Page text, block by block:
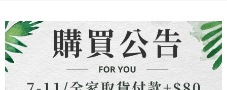
【注意事項】
1.本服務係由「台灣大哥大股份有限公司」（以下簡稱本公司）所提供，讓
用戶於交易時，得透過本服務購買商品或服務，並由商店將買賣／分期付款
買賣價金債權讓與本公司後，依約使用本公司帳單繳交帳款。
2.基於同意付款使用「大哥付你分期」之契約關係目的，商店將以您的個人
資料（包含姓名、電話或地址）提供予台灣大哥大進項蒐集、處理及利用，
由本公司與您本人進行分期帳單所需資料之確認、核對及更正。
3.完整用戶服務條款，請詳閱以下連結：https://oppay.tw/userRule
ATM／網路銀行／等多元方式進行付款，方視為交易完成。
※ 請注意：結帳手續完成當下不需立刻繳費，但若您需要取消訂單，請聯絡
購買商品的店家。未經商家同意取消之訂單仍視為有效，需透過AFTEE先享
後付繳納相關費用。
※ 交易是否成功請以「AFTEE先享後付 」之結帳頁面顯示為準，若有關於
是否繳費成功／繳費後需取消欲退款等相關疑問，請聯繫「AFTEE先享後付
客戶支援中心」
https://netprotections.freshdesk.com/support/home
每筆NT$80，滿NT$1,500(含以上)免運費
先付款宅配到府
每筆NT$65，滿NT$1,500(含以上)免運費
貨到付款